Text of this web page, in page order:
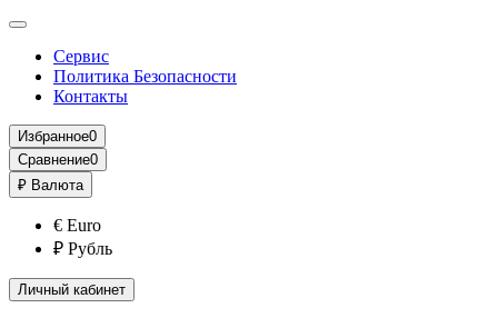
Сервис
Политика Безопасности
Контакты
Избранное0
Сравнение0
₽ Валюта
€ Euro
₽ Рубль
Личный кабинет